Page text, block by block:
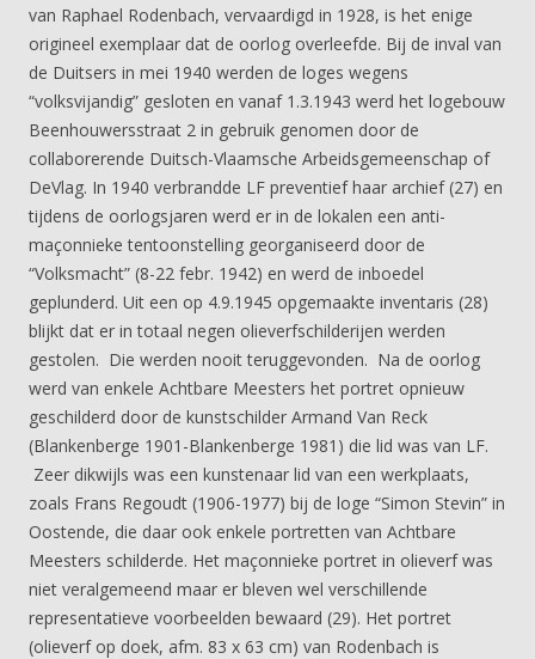
van Raphael Rodenbach, vervaardigd in 1928, is het enige
origineel exemplaar dat de oorlog overleefde. Bij de inval van
de Duitsers in mei 1940 werden de loges wegens
“volksvijandig” gesloten en vanaf 1.3.1943 werd het logebouw
Beenhouwersstraat 2 in gebruik genomen door de
collaborerende Duitsch-Vlaamsche Arbeidsgemeenschap of
DeVlag. In 1940 verbrandde LF preventief haar archief (27) en
tijdens de oorlogsjaren werd er in de lokalen een anti-
maçonnieke tentoonstelling georganiseerd door de
“Volksmacht” (8-22 febr. 1942) en werd de inboedel
geplunderd. Uit een op 4.9.1945 opgemaakte inventaris (28)
blijkt dat er in totaal negen olieverfschilderijen werden
gestolen. Die werden nooit teruggevonden. Na de oorlog
werd van enkele Achtbare Meesters het portret opnieuw
geschilderd door de kunstschilder Armand Van Reck
(Blankenberge 1901-Blankenberge 1981) die lid was van LF.
Zeer dikwijls was een kunstenaar lid van een werkplaats,
zoals Frans Regoudt (1906-1977) bij de loge “Simon Stevin” in
Oostende, die daar ook enkele portretten van Achtbare
Meesters schilderde. Het maçonnieke portret in olieverf was
niet veralgemeend maar er bleven wel verschillende
representatieve voorbeelden bewaard (29). Het portret
(olieverf op doek, afm. 83 x 63 cm) van Rodenbach is